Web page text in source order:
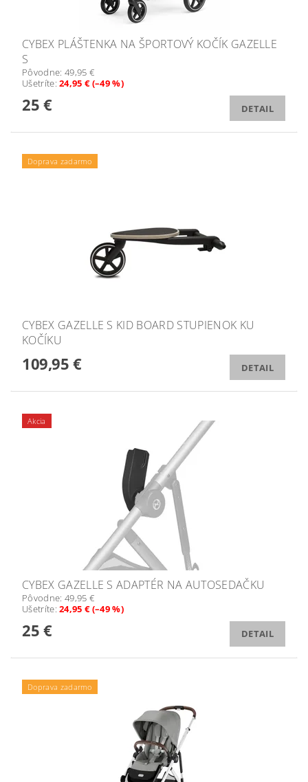
CYBEX PLÁŠTENKA NA ŠPORTOVÝ KOČÍK GAZELLE
S
Pôvodne: 49,95 €
Ušetríte:24,95 € (–49 %)
25 € DETAIL
Doprava zadarmo
CYBEX GAZELLE S KID BOARD STUPIENOK KU
KOČÍKU
109,95 € DETAIL
Akcia
CYBEX GAZELLE S ADAPTÉR NA AUTOSEDAČKU
Pôvodne: 49,95 €
Ušetríte:24,95 € (–49 %)
25 € DETAIL
Doprava zadarmo